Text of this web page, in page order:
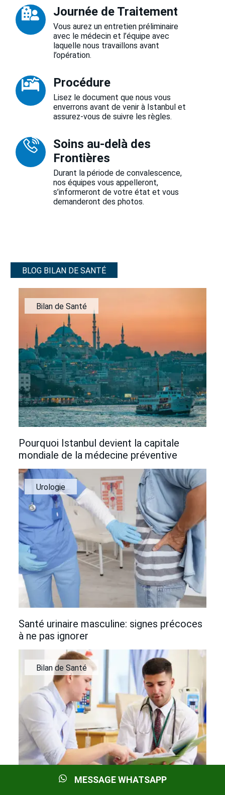
Journée de Traitement
Vous aurez un entretien préliminaire
avec le médecin et l’équipe avec
laquelle nous travaillons avant
l’opération.
Procédure
Lisez le document que nous vous
enverrons avant de venir à Istanbul et
assurez-vous de suivre les règles.
Soins au-delà des
Frontières
Durant la période de convalescence,
nos équipes vous appelleront,
s’informeront de votre état et vous
demanderont des photos.
BLOG BILAN DE SANTÉ
Pourquoi Istanbul devient la capitale
mondiale de la médecine préventive
Bilan de Santé
Santé urinaire masculine: signes précoces
à ne pas ignorer
Urologie
Bilan de Santé
MESSAGE WHATSAPP